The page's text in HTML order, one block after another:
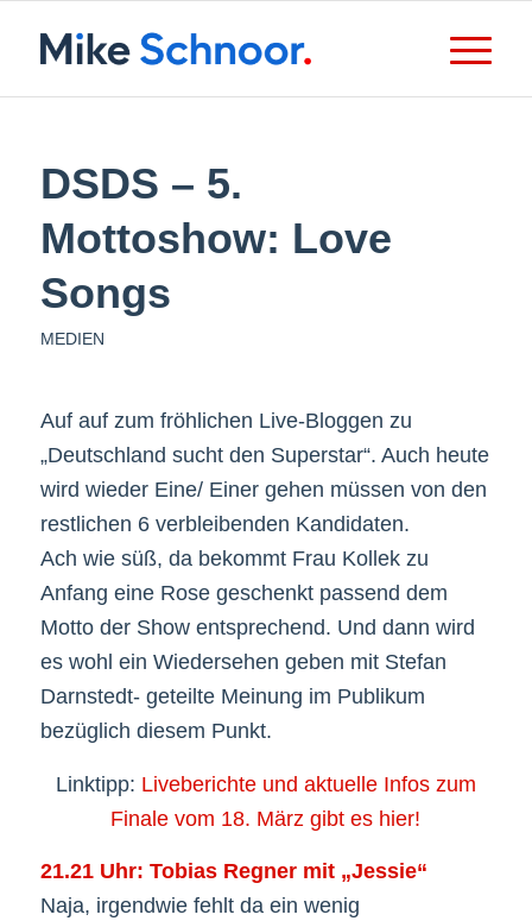
DSDS – 5.
Mottoshow: Love
Songs
MEDIEN
Auf auf zum fröhlichen Live-Bloggen zu
„Deutschland sucht den Superstar“. Auch heute
wird wieder Eine/ Einer gehen müssen von den
restlichen 6 verbleibenden Kandidaten.
Ach wie süß, da bekommt Frau Kollek zu
Anfang eine Rose geschenkt passend dem
Motto der Show entsprechend. Und dann wird
es wohl ein Wiedersehen geben mit Stefan
Darnstedt- geteilte Meinung im Publikum
bezüglich diesem Punkt.
Linktipp: Liveberichte und aktuelle Infos zum
Finale vom 18. März gibt es hier!
21.21 Uhr: Tobias Regner mit „Jessie“
Naja, irgendwie fehlt da ein wenig